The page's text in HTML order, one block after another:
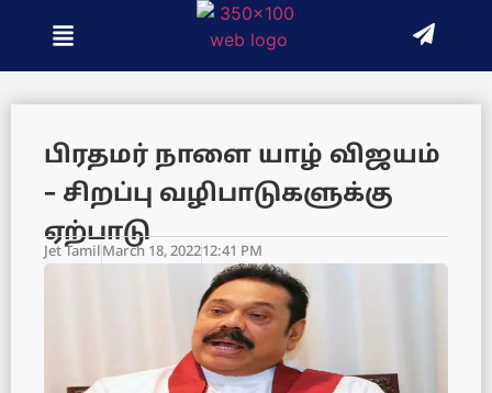
பிரதமர் நாளை யாழ் விஜயம்
– சிறப்பு வழிபாடுகளுக்கு
ஏற்பாடு
Jet TamilMarch 18, 202212:41 PM